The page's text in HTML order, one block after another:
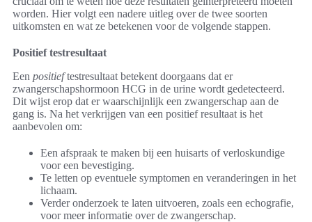
worden. Hier volgt een nadere uitleg over de twee soorten
uitkomsten en wat ze betekenen voor de volgende stappen.
Positief testresultaat
Een positieftestresultaat betekent doorgaans dat er
zwangerschapshormoon HCG in de urine wordt gedetecteerd.
Dit wijst erop dat er waarschijnlijk een zwangerschap aan de
gang is. Na het verkrijgen van een positief resultaat is het
aanbevolen om:
Een afspraak te maken bij een huisarts of verloskundige
voor een bevestiging.
Te letten op eventuele symptomen en veranderingen in het
lichaam.
Verder onderzoek te laten uitvoeren, zoals een echografie,
voor meer informatie over de zwangerschap.